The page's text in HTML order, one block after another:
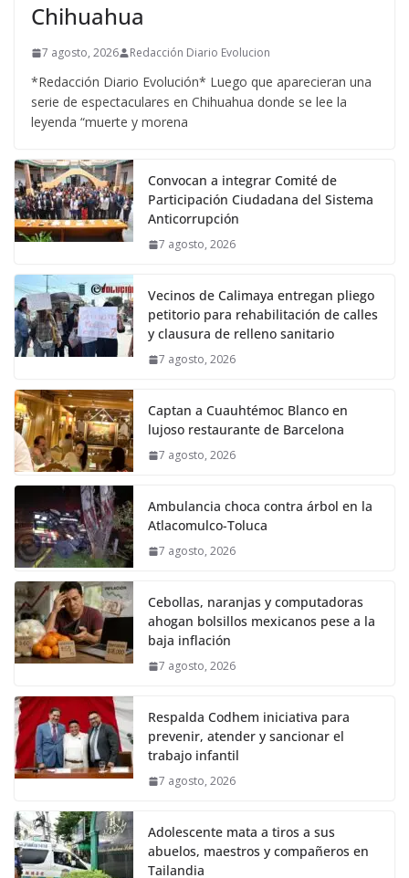
Chihuahua
7 agosto, 2026 Redacción Diario Evolucion
*Redacción Diario Evolución* Luego que aparecieran una
serie de espectaculares en Chihuahua donde se lee la
leyenda “muerte y morena
Convocan a integrar Comité de
Participación Ciudadana del Sistema
Anticorrupción
7 agosto, 2026
Vecinos de Calimaya entregan pliego
petitorio para rehabilitación de calles
y clausura de relleno sanitario
7 agosto, 2026
Captan a Cuauhtémoc Blanco en
lujoso restaurante de Barcelona
7 agosto, 2026
Ambulancia choca contra árbol en la
Atlacomulco-Toluca
7 agosto, 2026
Cebollas, naranjas y computadoras
ahogan bolsillos mexicanos pese a la
baja inflación
7 agosto, 2026
Respalda Codhem iniciativa para
prevenir, atender y sancionar el
trabajo infantil
7 agosto, 2026
Adolescente mata a tiros a sus
abuelos, maestros y compañeros en
Tailandia